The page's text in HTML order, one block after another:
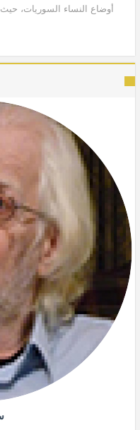
أوضاع النساء السوريات،